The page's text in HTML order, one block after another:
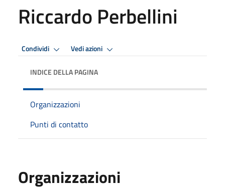
Riccardo Perbellini
Condividi Vedi azioni
INDICE DELLA PAGINA
Organizzazioni
Punti di contatto
Organizzazioni